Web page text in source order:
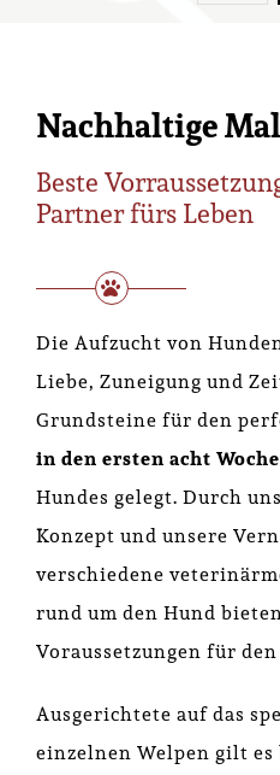
Nachhaltige
Beste
Partner fürs Leben
Die Aufzucht von
Liebe, Zuneigung und
Grundsteine für den
in den ersten acht
Hundes gelegt. Durch
Konzept und unsere
verschiedene
rund um den Hund
Voraussetzungen für
Ausgerichtete auf das
einzelnen Welpen gilt es